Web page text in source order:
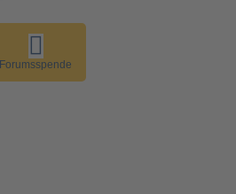
Forumsspende